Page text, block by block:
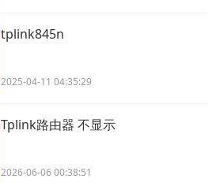
tplink845n
2025-04-11 04:35:29
Tplink路由器 不显示
2026-06-06 00:38:51